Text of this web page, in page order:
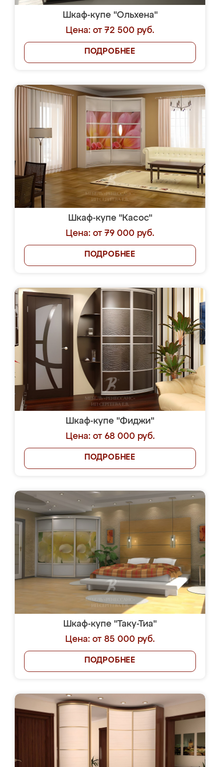
Шкаф-купе "Ольхена"
Цена: от 72 500 руб.
ПОДРОБНЕЕ
Шкаф-купе "Касос"
Цена: от 79 000 руб.
ПОДРОБНЕЕ
Шкаф-купе "Фиджи"
Цена: от 68 000 руб.
ПОДРОБНЕЕ
Шкаф-купе "Таку-Тиа"
Цена: от 85 000 руб.
ПОДРОБНЕЕ